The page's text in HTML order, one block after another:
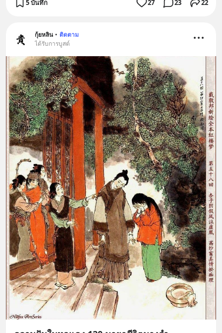
5 บันทึก 27 23 22
กุ้ยหลิน • ติดตาม
ได้รับการบูสต์